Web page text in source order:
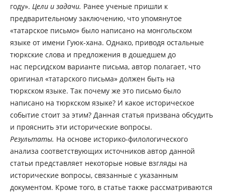
году». Цели и задачи. Ранее ученые пришли к
предварительному заключению, что упомянутое
«татарское письмо» было написано на монгольском
языке от имени Гуюк-хана. Однако, приводя остальные
тюркские слова и предложения в дошедшем до
нас персидском варианте письма, автор полагает, что
оригинал «татарского письма» должен быть на
тюркском языке. Так почему же это письмо было
написано на тюркском языке? И какое историческое
событие стоит за этим? Данная статья призвана обсудить
и прояснить эти исторические вопросы.
Результаты. На основе историко-филологического
анализа соответствующих источников автор данной
статьи представляет некоторые новые взгляды на
исторические вопросы, связанные с указанным
документом. Кроме того, в статье также рассматриваются